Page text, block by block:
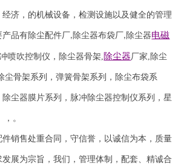
济，的机械设备，检测设施以及健全的管理
品有除尘配件厂, 除尘器布袋厂, 除尘器电磁
喷吹控制仪 ， 除尘器骨架,除尘器厂家, 除尘
尘骨架系列，弹簧骨架系列，除尘布袋系
尘器膜片系列，脉冲除尘器控制仪系列，星
。
销售处重合同，守信誉，以诚信为本，质量
展为宗旨，我们，管理体制，配套、精诚合